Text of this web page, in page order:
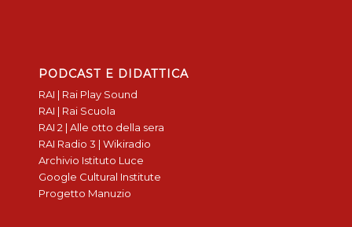
PODCAST E DIDATTICA
RAI | Rai Play Sound
RAI | Rai Scuola
RAI 2 | Alle otto della sera
RAI Radio 3 | Wikiradio
Archivio Istituto Luce
Google Cultural Institute
Progetto Manuzio